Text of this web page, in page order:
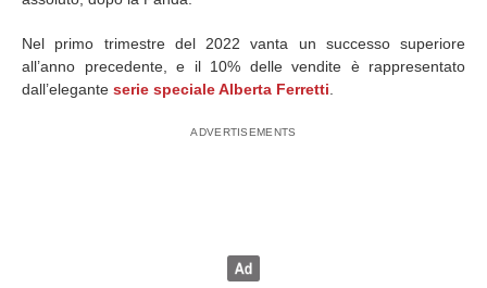
Nel primo trimestre del 2022 vanta un successo superiore
all’anno precedente, e il 10% delle vendite è rappresentato
dall’elegante serie speciale Alberta Ferretti